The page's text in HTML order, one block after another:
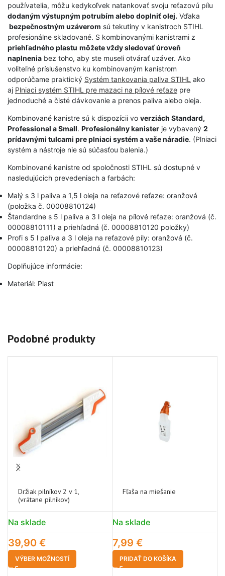
používatelia, môžu kedykoľvek natankovať svoju reťazovú pílu
dodaným výstupným potrubím alebo doplniť olej. Vďaka
bezpečnostným uzáverom sú tekutiny v kanistroch STIHL
profesionálne skladované. S kombinovanými kanistrami z
priehľadného plastu môžete vždy sledovať úroveň
naplnenia bez toho, aby ste museli otvárať uzáver. Ako
voliteľné príslušenstvo ku kombinovaným kanistrom
odporúčame praktický Systém tankovania paliva STIHL ako
aj Plniaci systém STIHL pre mazaci na pílové reťaze pre
jednoduché a čisté dávkovanie a prenos paliva alebo oleja.
Kombinované kanistre sú k dispozícii vo verziách Standard,
Professional a Small. Profesionálny kanister je vybavený 2
prídavnými tulcami pre plniaci systém a vaše náradie. (Plniaci
systém a nástroje nie sú súčasťou balenia.)
Kombinované kanistre od spoločnosti STIHL sú dostupné v
nasledujúcich prevedeniach a farbách:
Malý s 3 l paliva a 1,5 l oleja na reťazové reťaze: oranžová
(položka č. 00008810124)
Štandardne s 5 l paliva a 3 l oleja na pílové reťaze: oranžová (č.
00008810111) a priehľadná (č. 00008810120 položky)
Profi s 5 l paliva a 3 l oleja na reťazové píly: oranžová (č.
00008810120) a priehľadná (č. 00008810123)
Doplňujúce informácie:
Materiál: Plast
Podobné produkty
Držiak pilníkov 2 v 1,
(vrátane pilníkov)
Na sklade
39,90 €
VÝBER MOŽNOSTÍ
Fľaša na miešanie
Na sklade
7,99 €
PRIDAŤ DO KOŠÍKA